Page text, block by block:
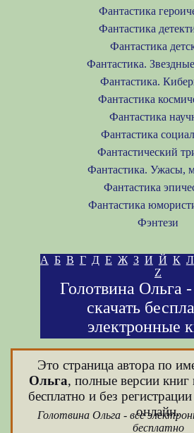
Фантастика
Фантастика
Фантастика
Фантастика.
Фантастика.
Фантастика
Фантастика
Фантастика
Фантастический
Фантастика. Ужасы,
Фантастика
Фантастика
Фэнтези
А Б В Г Д Е Ж З И Й К Л
Z
Голотвина Ольга
скачать
электронные
Это страница автора по
Ольга, полные версии
бесплатно и без
онлайн.
Голотвина Ольга - все
бесплатно